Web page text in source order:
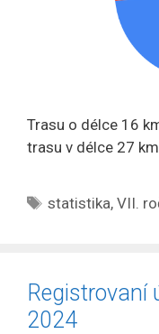
Trasu o délce 16
trasu v délce 27
Štítky
statistika,VII.
Registrovaní
2024